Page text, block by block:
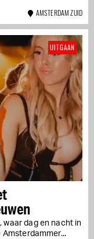
AMSTERDAM ZUID
waar dag en nacht in
UITGAAN